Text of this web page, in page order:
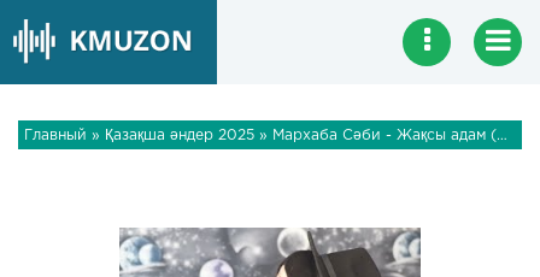
Главный » Қазақша әндер 2025 » Мархаба Сәби - Жақсы адам (piano version)